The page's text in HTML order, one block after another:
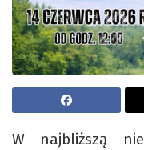
W najbliższą